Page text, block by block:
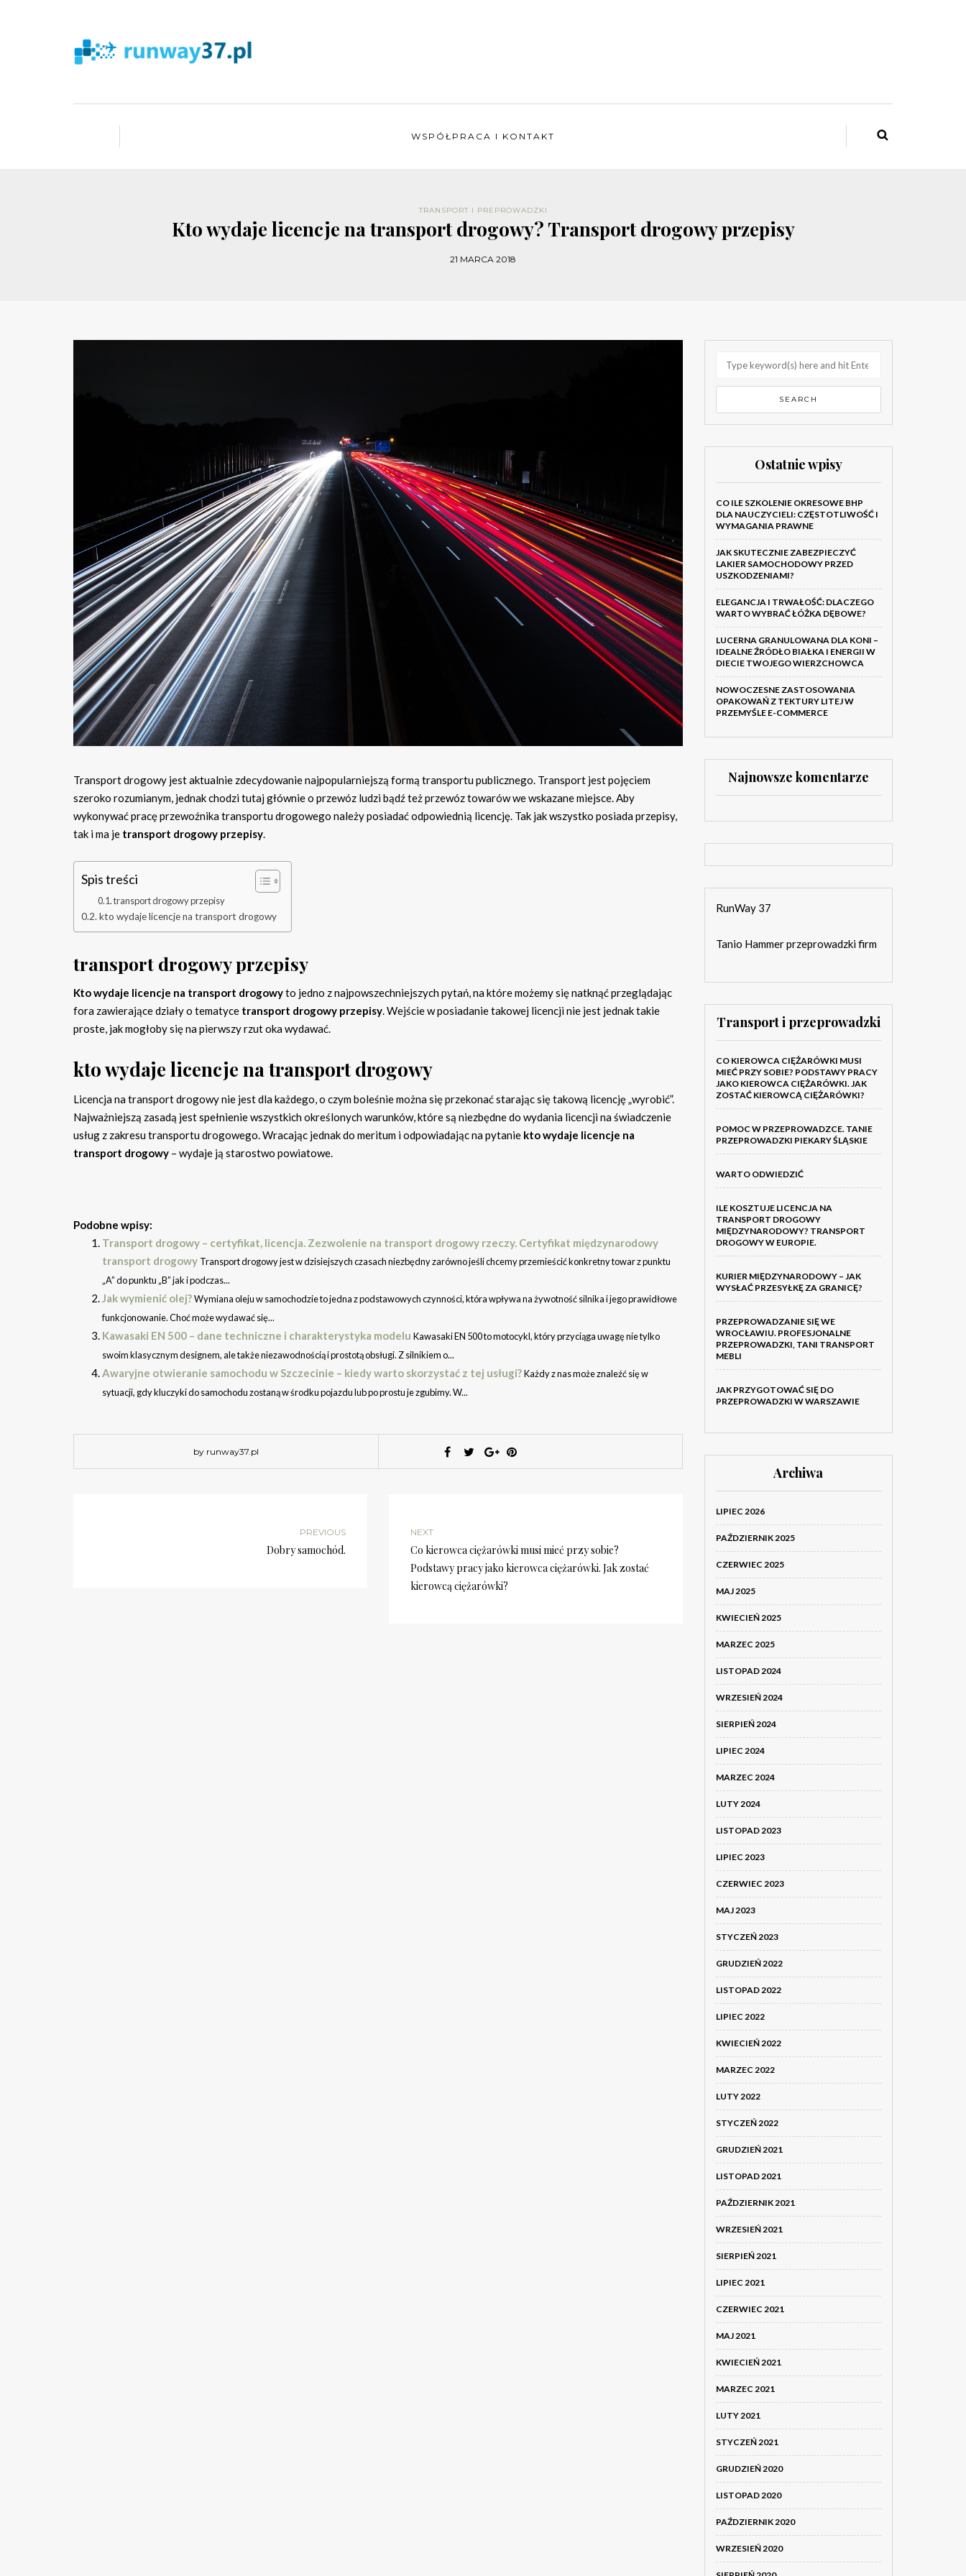
WSPÓŁPRACA I KONTAKT
TRANSPORT I PREPROWADZKI
Kto wydaje licencje na transport drogowy? Transport drogowy przepisy
21 MARCA 2018
Transport drogowy jest aktualnie zdecydowanie najpopularniejszą formą transportu publicznego. Transport jest pojęciem
szeroko rozumianym, jednak chodzi tutaj głównie o przewóz ludzi bądź też przewóz towarów we wskazane miejsce. Aby
wykonywać pracę przewoźnika transportu drogowego należy posiadać odpowiednią licencję. Tak jak wszystko posiada przepisy,
tak i ma je transport drogowy przepisy.
Spis treści
transport drogowy przepisy
kto wydaje licencje na transport drogowy
transport drogowy przepisy
Kto wydaje licencje na transport drogowyto jedno z najpowszechniejszych pytań, na które możemy się natknąć przeglądając
fora zawierające działy o tematyce transport drogowy przepisy. Wejście w posiadanie takowej licencji nie jest jednak takie
proste, jak mogłoby się na pierwszy rzut oka wydawać.
kto wydaje licencje na transport drogowy
Licencja na transport drogowy nie jest dla każdego, o czym boleśnie można się przekonać starając się takową licencję „wyrobić”.
Najważniejszą zasadą jest spełnienie wszystkich określonych warunków, które są niezbędne do wydania licencji na świadczenie
usług z zakresu transportu drogowego. Wracając jednak do meritum i odpowiadając na pytanie kto wydaje licencje na
transport drogowy – wydaje ją starostwo powiatowe.
Podobne wpisy:
Transport drogowy – certyfikat, licencja. Zezwolenie na transport drogowy rzeczy. Certyfikat międzynarodowy
transport drogowy Transport drogowy jest w dzisiejszych czasach niezbędny zarówno jeśli chcemy przemieścić konkretny towar z punktu
„A” do punktu „B” jak i podczas...
Jak wymienić olej?Wymiana oleju w samochodzie to jedna z podstawowych czynności, która wpływa na żywotność silnika i jego prawidłowe
funkcjonowanie. Choć może wydawać się...
Kawasaki EN 500 – dane techniczne i charakterystyka modelu Kawasaki EN 500 to motocykl, który przyciąga uwagę nie tylko
swoim klasycznym designem, ale także niezawodnością i prostotą obsługi. Z silnikiem o...
Awaryjne otwieranie samochodu w Szczecinie – kiedy warto skorzystać z tej usługi?Każdy z nas może znaleźć się w
sytuacji, gdy kluczyki do samochodu zostaną w środku pojazdu lub po prostu je zgubimy. W...
by runway37.pl
PREVIOUS
Dobry samochód.
NEXT
Co kierowca ciężarówki musi mieć przy sobie?
Podstawy pracy jako kierowca ciężarówki. Jak zostać
kierowcą ciężarówki?
Ostatnie wpisy
CO ILE SZKOLENIE OKRESOWE BHP
DLA NAUCZYCIELI: CZĘSTOTLIWOŚĆ I
WYMAGANIA PRAWNE
JAK SKUTECZNIE ZABEZPIECZYĆ
LAKIER SAMOCHODOWY PRZED
USZKODZENIAMI?
ELEGANCJA I TRWAŁOŚĆ: DLACZEGO
WARTO WYBRAĆ ŁÓŻKA DĘBOWE?
LUCERNA GRANULOWANA DLA KONI –
IDEALNE ŹRÓDŁO BIAŁKA I ENERGII W
DIECIE TWOJEGO WIERZCHOWCA
NOWOCZESNE ZASTOSOWANIA
OPAKOWAŃ Z TEKTURY LITEJ W
PRZEMYŚLE E-COMMERCE
Najnowsze komentarze
RunWay 37
Tanio Hammer przeprowadzki firm
Transport i przeprowadzki
CO KIEROWCA CIĘŻARÓWKI MUSI
MIEĆ PRZY SOBIE? PODSTAWY PRACY
JAKO KIEROWCA CIĘŻARÓWKI. JAK
ZOSTAĆ KIEROWCĄ CIĘŻARÓWKI?
POMOC W PRZEPROWADZCE. TANIE
PRZEPROWADZKI PIEKARY ŚLĄSKIE
WARTO ODWIEDZIĆ
ILE KOSZTUJE LICENCJA NA
TRANSPORT DROGOWY
MIĘDZYNARODOWY? TRANSPORT
DROGOWY W EUROPIE.
KURIER MIĘDZYNARODOWY – JAK
WYSŁAĆ PRZESYŁKĘ ZA GRANICĘ?
PRZEPROWADZANIE SIĘ WE
WROCŁAWIU. PROFESJONALNE
PRZEPROWADZKI, TANI TRANSPORT
MEBLI
JAK PRZYGOTOWAĆ SIĘ DO
PRZEPROWADZKI W WARSZAWIE
Archiwa
LIPIEC 2026
PAŹDZIERNIK 2025
CZERWIEC 2025
MAJ 2025
KWIECIEŃ 2025
MARZEC 2025
LISTOPAD 2024
WRZESIEŃ 2024
SIERPIEŃ 2024
LIPIEC 2024
MARZEC 2024
LUTY 2024
LISTOPAD 2023
LIPIEC 2023
CZERWIEC 2023
MAJ 2023
STYCZEŃ 2023
GRUDZIEŃ 2022
LISTOPAD 2022
LIPIEC 2022
KWIECIEŃ 2022
MARZEC 2022
LUTY 2022
STYCZEŃ 2022
GRUDZIEŃ 2021
LISTOPAD 2021
PAŹDZIERNIK 2021
WRZESIEŃ 2021
SIERPIEŃ 2021
LIPIEC 2021
CZERWIEC 2021
MAJ 2021
KWIECIEŃ 2021
MARZEC 2021
LUTY 2021
STYCZEŃ 2021
GRUDZIEŃ 2020
LISTOPAD 2020
PAŹDZIERNIK 2020
WRZESIEŃ 2020